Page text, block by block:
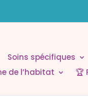
Soins spécifiques
de l’habitat
🏆